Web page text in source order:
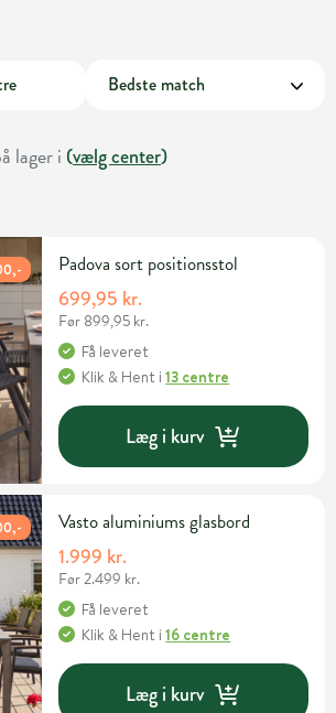
lager i (vælg center)
Padova sort positionsstol
699,95 kr.
Før 899,95 kr.
Få leveret
Klik & Hent i13 centre
Læg i kurv
Vasto aluminiums glasbord
1.999 kr.
Før 2.499 kr.
Få leveret
Klik & Hent i16 centre
Læg i kurv